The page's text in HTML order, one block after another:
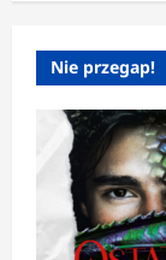
Nie przegap!